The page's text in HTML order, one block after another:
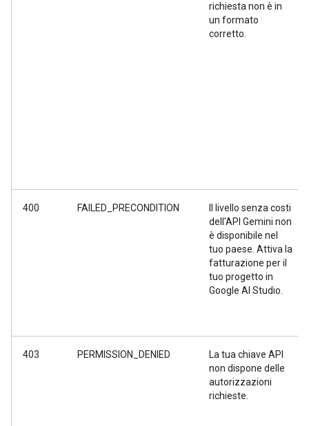
richiesta non è in
un formato
corretto.
400 FAILED_PRECONDITION
Il livello senza costi
dell'API Gemini non
è disponibile nel
tuo paese. Attiva la
fatturazione per il
tuo progetto in
Google AI Studio.
403 PERMISSION_DENIED
La tua chiave API
non dispone delle
autorizzazioni
richieste.